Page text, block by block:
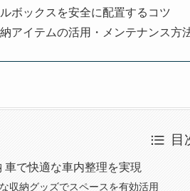
ボックスを安全に配置するコツ
アイテムの活用・メンテナンス方
目
車で快適な車内整理を実現
収納グッズでスペースを有効活用